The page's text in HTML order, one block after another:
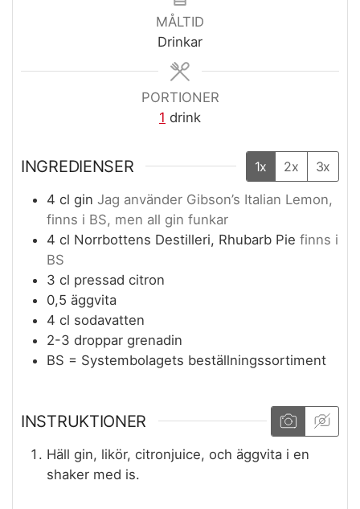
MÅLTID
Drinkar
PORTIONER
1 drink
INGREDIENSER 1x 2x 3x
4 cl gin Jag använder Gibson’s Italian Lemon,
finns i BS, men all gin funkar
4 cl Norrbottens Destilleri, Rhubarb Pie finns i
BS
3 cl pressad citron
0,5 äggvita
4 cl sodavatten
2-3 droppar grenadin
BS = Systembolagets beställningssortiment
INSTRUKTIONER
Häll gin, likör, citronjuice, och äggvita i en
shaker med is.